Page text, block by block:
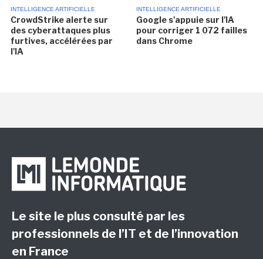
INTELLIGENCE ARTIFICIELLE
CrowdStrike alerte sur
des cyberattaques plus
furtives, accélérées par
l'IA
INTELLIGENCE ARTIFICIELLE
Google s'appuie sur l'IA
pour corriger 1 072 failles
dans Chrome
Le site le plus consulté par les
professionnels de l’IT et de l’innovation
en France